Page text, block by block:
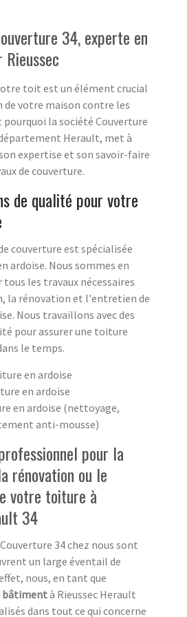
34, experte en
toit est un élément crucial
votre maison contre les
la société Couverture
Herault, met à
expertise et son savoir-faire
de couverture.
de qualité pour votre
couverture est spécialisée
ardoise. Nous sommes en
tous les travaux nécessaires
la rénovation et l'entretien de
Nous travaillons avec des
pour assurer une toiture
le temps.
en ardoise
en ardoise
en ardoise (nettoyage,
anti-mousse)
pour la
rénovation ou le
votre toiture à
34
34 chez nous sont
un large éventail de
nous, en tant que
bâtimentà Rieussec Herault
dans tout ce qui concerne